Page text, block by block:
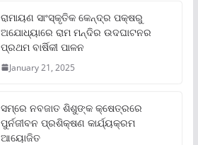
ରାମାୟଣ ସାଂସ୍କୃତିକ କେନ୍ଦ୍ର ପକ୍ଷରୁ
ଅଯୋଧ୍ୟାରେ ରାମ ମନ୍ଦିର ଉଦଘାଟନର
ପ୍ରଥମ ବାର୍ଷିକୀ ପାଳନ
January 21, 2025
ସମ୍‌ରେ ନବଜାତ ଶିଶୁଙ୍କ କ୍ଷେତ୍ରରେ
ପୁର୍ନଜୀବନ ପ୍ରଶିକ୍ଷଣ କାର୍ଯ୍ୟକ୍ରମ
ଆୟୋଜିତ